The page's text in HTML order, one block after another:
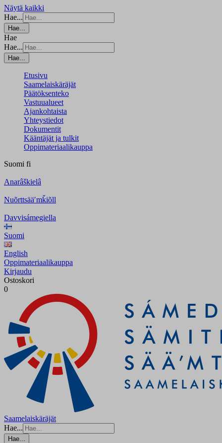
Näytä kaikki
Hae...
Hae...
Hae
Hae...
Hae...
Etusivu
Saamelaiskäräjät
Päätöksenteko
Vastuualueet
Ajankohtaista
Yhteystiedot
Dokumentit
Kääntäjät ja tulkit
Oppimateriaalikauppa
Suomi fi
Anarâškielâ
Nuõrttsääʹmǩiõll
Davvisámegiella
Suomi
English
Oppimateriaalikauppa
Kirjaudu
Ostoskori
0
Saamelaiskäräjät
Hae...
Hae...